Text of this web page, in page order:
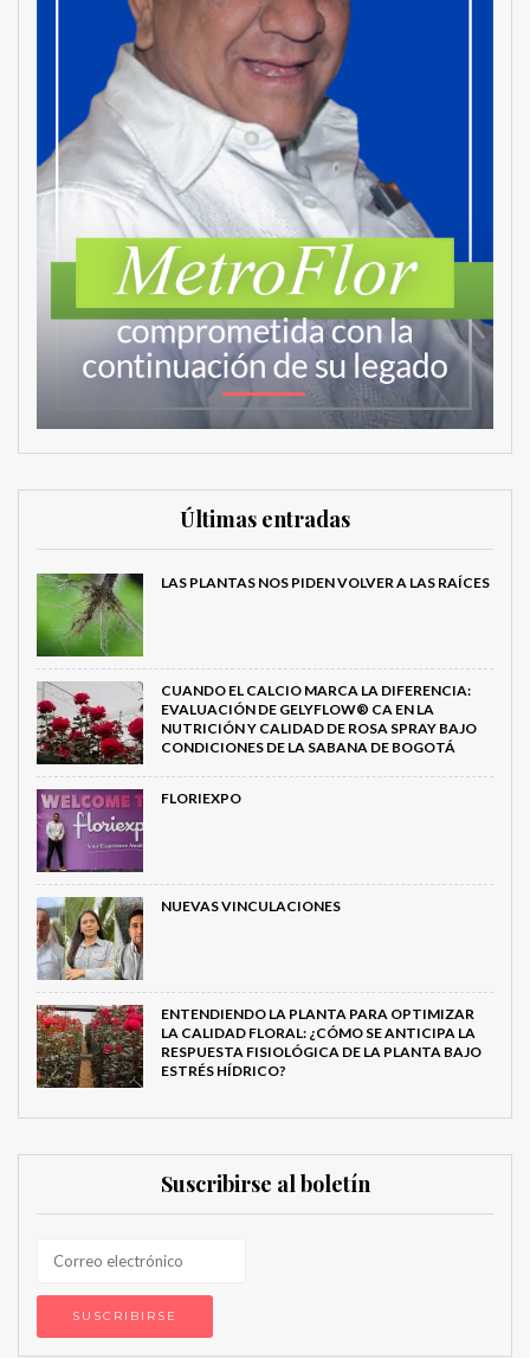
Últimas entradas
LAS PLANTAS NOS PIDEN VOLVER A LAS RAÍCES
CUANDO EL CALCIO MARCA LA DIFERENCIA:
EVALUACIÓN DE GELYFLOW® CA EN LA
NUTRICIÓN Y CALIDAD DE ROSA SPRAY BAJO
CONDICIONES DE LA SABANA DE BOGOTÁ
FLORIEXPO
NUEVAS VINCULACIONES
ENTENDIENDO LA PLANTA PARA OPTIMIZAR
LA CALIDAD FLORAL: ¿CÓMO SE ANTICIPA LA
RESPUESTA FISIOLÓGICA DE LA PLANTA BAJO
ESTRÉS HÍDRICO?
Suscribirse al boletín